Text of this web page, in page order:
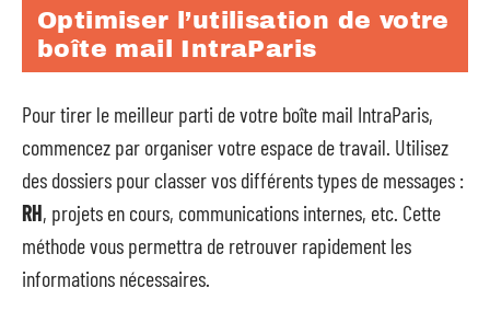
Optimiser l’utilisation de votre
boîte mail IntraParis
Pour tirer le meilleur parti de votre boîte mail IntraParis,
commencez par organiser votre espace de travail. Utilisez
des dossiers pour classer vos différents types de messages :
RH, projets en cours, communications internes, etc. Cette
méthode vous permettra de retrouver rapidement les
informations nécessaires.